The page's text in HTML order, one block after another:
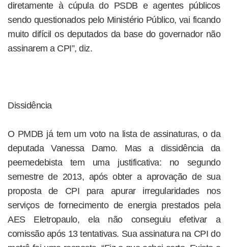
diretamente à cúpula do PSDB e agentes públicos
sendo questionados pelo Ministério Público, vai ficando
muito difícil os deputados da base do governador não
assinarem a CPI”, diz.
Dissidência
O PMDB já tem um voto na lista de assinaturas, o da
deputada Vanessa Damo. Mas a dissidência da
peemedebista tem uma justificativa: no segundo
semestre de 2013, após obter a aprovação de sua
proposta de CPI para apurar irregularidades nos
serviços de fornecimento de energia prestados pela
AES Eletropaulo, ela não conseguiu efetivar a
comissão após 13 tentativas. Sua assinatura na CPI do